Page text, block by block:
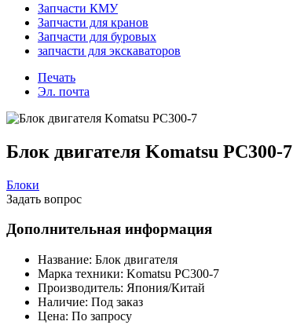
Запчасти КМУ
Запчасти для кранов
Запчасти для буровых
запчасти для экскаваторов
Печать
Эл. почта
Блок двигателя Komatsu PC300-7
Блоки
Задать вопрос
Дополнительная информация
Название: Блок двигателя
Марка техники: Komatsu PC300-7
Производитель: Япония/Китай
Наличие: Под заказ
Цена: По запросу